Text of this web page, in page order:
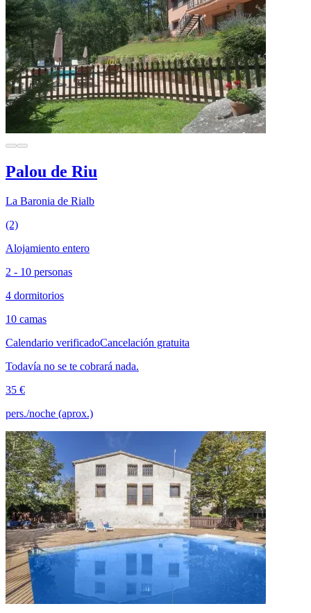
Palou de Riu
La Baronia de Rialb
(2)
Alojamiento entero
2 - 10 personas
4 dormitorios
10 camas
Calendario verificadoCancelación gratuita
Todavía no se te cobrará nada.
35 €
pers./noche (aprox.)